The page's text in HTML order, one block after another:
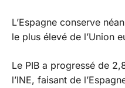
L’Espagne conserve
le plus élevé de l’Union
Le PIB a progressé de
l’INE, faisant de